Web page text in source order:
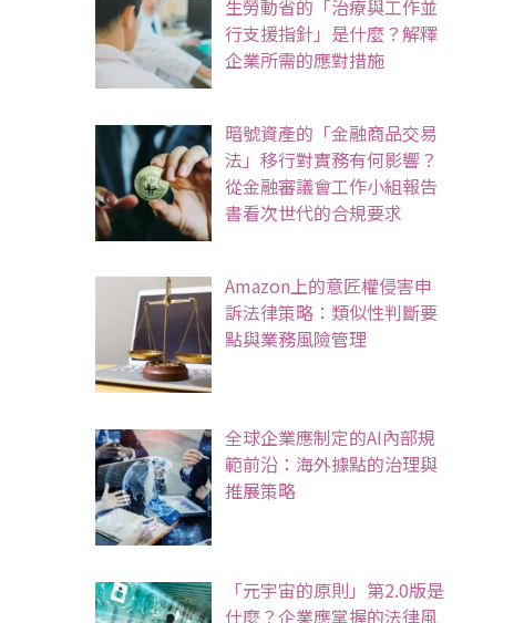
生勞動省的「治療與工作並
行支援指針」是什麼？解釋
企業所需的應對措施
暗號資產的「金融商品交易
法」移行對實務有何影響？
從金融審議會工作小組報告
書看次世代的合規要求
Amazon上的意匠權侵害申
訴法律策略：類似性判斷要
點與業務風險管理
全球企業應制定的AI內部規
範前沿：海外據點的治理與
推展策略
「元宇宙的原則」第2.0版是
什麼？企業應掌握的法律風